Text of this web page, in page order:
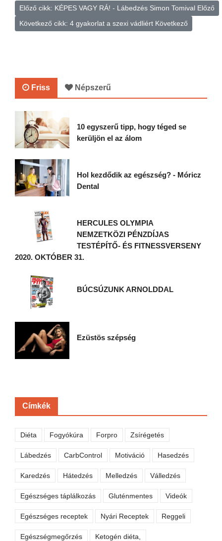
Előző cikk: KÉPES VAGY RÁ! - Lábedzés Simon Tomival Előző
Következő cikk: 4 gyakorlat a szexi vádliért Következő
Friss Népszerű
10 egyszerű tipp, hogy téged se
kerüljön el az álom
Hol kezdődik az egészség? - Móricz
Dental
HERCULES OLYMPIA
NEMZETKÖZI PÉNZDÍJAS
TESTÉPÍTŐ- ÉS FITNESSVERSENY
2020. OKTÓBER 31.
BÚCSÚZUNK ARNOLDDAL
Ezüstös szépség
Címkék
Diéta Fogyókúra Forpro Zsírégetés
Lábedzés CarbControl Motiváció Hasedzés
Karedzés Hátedzés Melledzés Válledzés
Egészséges táplálkozás Gluténmentes Videók
Egészséges receptek Nyári Receptek Reggeli
Egészségmegőrzés Ketogén diéta,